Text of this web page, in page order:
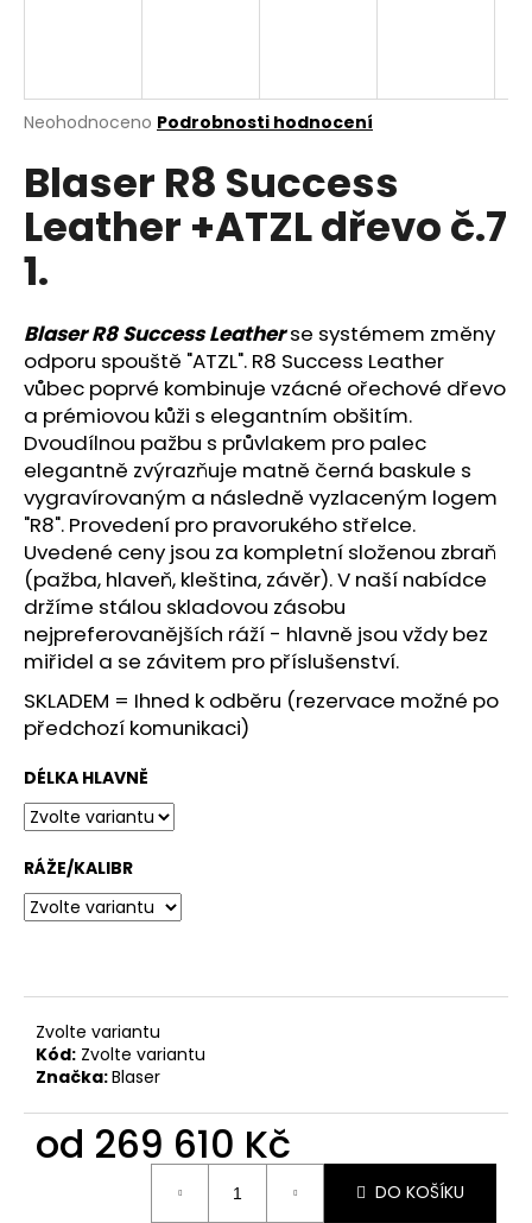
Průměrné
produktu
je
0,0
5
hvězdiček.
Neohodnoceno Podrobnosti hodnocení
Blaser R8 Success
Leather +ATZL dřevo č.7
1.
Blaser R8 Success Leatherse systémem změny
odporu spouště "ATZL". R8 Success Leather
vůbec poprvé kombinuje vzácné ořechové dřevo
a prémiovou kůži s elegantním obšitím.
Dvoudílnou pažbu s průvlakem pro palec
elegantně zvýrazňuje matně černá baskule s
vygravírovaným a následně vyzlaceným logem
"R8". Provedení pro pravorukého střelce.
Uvedené ceny jsou za kompletní složenou zbraň
(pažba, hlaveň, kleština, závěr). V naší nabídce
držíme stálou skladovou zásobu
nejpreferovanějších ráží - hlavně jsou vždy bez
miřidel a se závitem pro příslušenství.
SKLADEM = Ihned k odběru (rezervace možné po
předchozí komunikaci)
DÉLKA HLAVNĚ
RÁŽE/KALIBR
Zvolte variantu
Kód: Zvolte variantu
Značka:Blaser
od 269 610 Kč
DO KOŠÍKU
í
t
D
o
p
o
r
u
č
u
j
e
m
e
BLASER
-
PRYŽOVÁ
BOTKA
15MM
1
460
Kč